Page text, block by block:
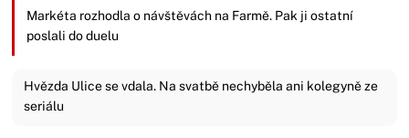
Markéta rozhodla o návštěvách na Farmě. Pak ji ostatní
poslali do duelu
Hvězda Ulice se vdala. Na svatbě nechyběla ani kolegyně ze
seriálu